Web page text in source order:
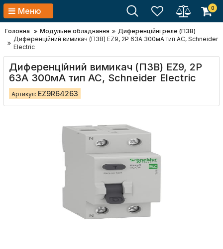
Меню 0
Головна Модульне обладнання
Диференційні реле (ПЗВ)
Диференційний вимикач (ПЗВ) EZ9, 2Р 63А 300мА тип АС, Schneider
Electric
Диференційний вимикач (ПЗВ) EZ9, 2Р
63А 300мА тип АС, Schneider Electric
Артикул: EZ9R64263